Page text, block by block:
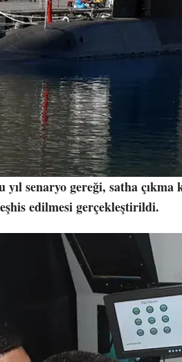
yıl senaryo gereği, satha
edilmesi gerçekleştirildi.